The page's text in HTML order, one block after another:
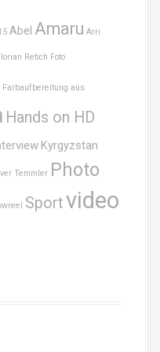
Abel Amaru Arri
Retich Foto
Farbaufbereitung aus
Hands on HD
Kyrgyzstan
Temmler Photo
Sportvideo